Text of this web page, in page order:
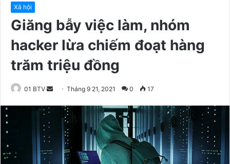
Xã hội
Giăng bẫy việc làm, nhóm
hacker lừa chiếm đoạt hàng
trăm triệu đồng
01 BTV Tháng 9 21, 2021 0 17